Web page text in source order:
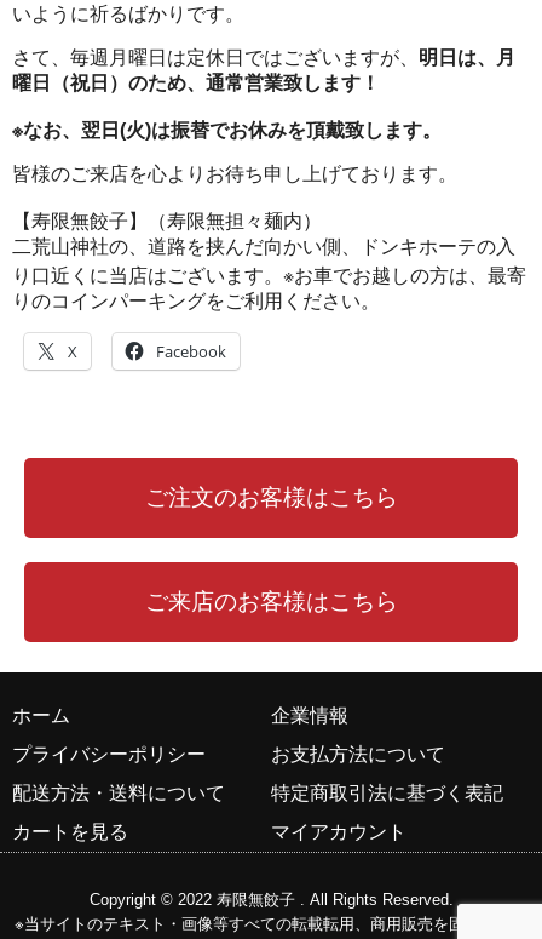
いように祈るばかりです。
さて、毎週月曜日は定休日ではございますが、 明日は、月
曜日（祝日）のため、通常営業致します！
※なお、翌日(火)は振替でお休みを頂戴致します。
皆様のご来店を心よりお待ち申し上げております。
【寿限無餃子】（寿限無担々麺内）
二荒山神社の、道路を挟んだ向かい側、ドンキホーテの入
り口近くに当店はございます。※お車でお越しの方は、最寄
りのコインパーキングをご利用ください。
X Facebook
ご注文のお客様はこちら
ご来店のお客様はこちら
ホーム
企業情報
プライバシーポリシー
お支払方法について
配送方法・送料について
特定商取引法に基づく表記
カートを見る
マイアカウント
Copyright © 2022 寿限無餃子. All Rights Reserved.
※当サイトのテキスト・画像等すべての転載転用、商用販売を固く禁じま